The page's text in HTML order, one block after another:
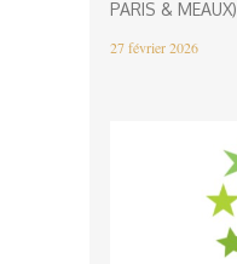
PARIS & MEAUX)
27 février 2026